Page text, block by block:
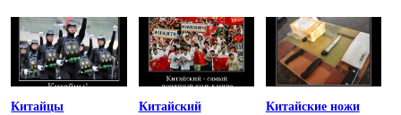
Китайцы Китайский Китайские ножи